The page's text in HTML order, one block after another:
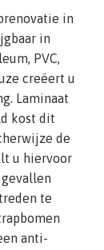
in
in
PVC,
creëert u
Laminaat
kost dit
de
u hiervoor
te
anti-